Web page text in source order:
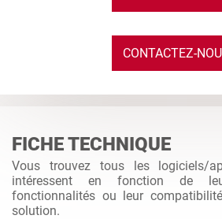
CONTACTEZ-
FICHE TECHNIQUE
Vous trouvez tous les logiciels/
intéressent en fonction de
fonctionnalités ou leur
solution.